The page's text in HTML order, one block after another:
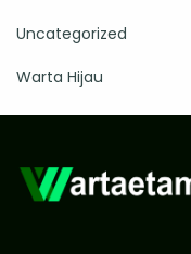
Uncategorized
Warta Hijau